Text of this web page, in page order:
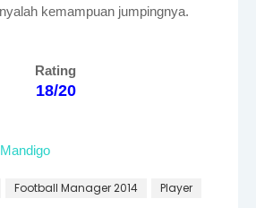
kemampuan jumpingnya.
Rating
18/20
Football Manager 2014 Player